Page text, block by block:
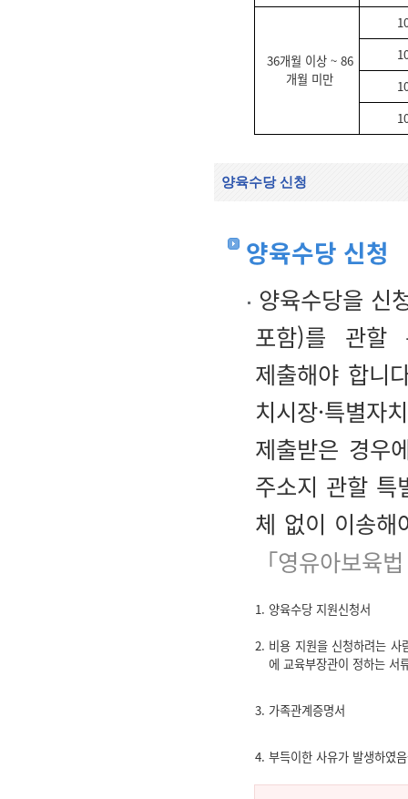
36개월 이상 ~ 86
개월 미만
양육수당 신청
양육수당 신청
양육수당을 신
포함)를 관할
제출해야 합니
치시장·특별자
제출받은 경우
주소지 관할 특
체 없이 이송해
「영유아보육
1. 양육수당 지원신청서
2. 비용 지원을 신청하려는 사
에 교육부장관이 정하는 서
3. 가족관계증명서
4. 부득이한 사유가 발생하였